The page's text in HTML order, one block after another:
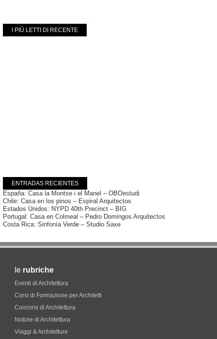
I PIÙ LETTI DI RECENTE
ENTRADAS RECIENTES
España: Casa la Montse i el Manel – OBOestudi
Chile: Casa en los pinos – Espiral Arquitectos
Estados Unidos: NYPD 40th Precinct – BIG
Portugal: Casa en Colmeal – Pedro Domingos Arquitectos
Costa Rica: Sinfonía Verde – Studio Saxe
le rubriche
Eventi di Architettura
Corsi di Formazione per Architetti
Concorsi di Architettura
Notizie di Architettura
Viaggi & Architetture